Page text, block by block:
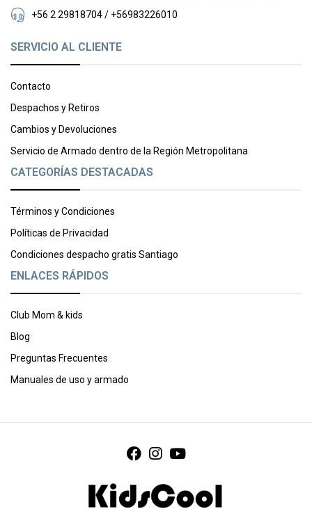
+56 2 29818704 / +56983226010
SERVICIO AL CLIENTE
Contacto
Despachos y Retiros
Cambios y Devoluciones
Servicio de Armado dentro de la Región Metropolitana
CATEGORÍAS DESTACADAS
Términos y Condiciones
Políticas de Privacidad
Condiciones despacho gratis Santiago
ENLACES RÁPIDOS
Club Mom & kids
Blog
Preguntas Frecuentes
Manuales de uso y armado